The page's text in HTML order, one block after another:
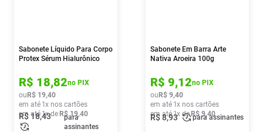
Sabonete Líquido Para Corpo
Protex Sérum Hialurônico
R$ 18,82no PIX
ou R$ 19,40
em até 1x nos cartões
em até 1x de R$ 19,40
R$18,43
para
assinantes
Sabonete Em Barra Arte
Nativa Aroeira 100g
R$ 9,12no PIX
ou R$ 9,40
em até 1x nos cartões
em até1x de R$ 9,40
R$8,93 para assinantes